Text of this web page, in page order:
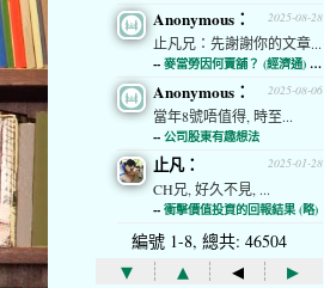
2025-08-28
Anonymous：
止凡兄：先謝謝你的文章...
-- 麥當勞因何賣舖？ (經濟通) (略)
2025-08-06
Anonymous：
當年8號唔值得, 時至...
-- 公司股東有趣想法
2025-01-28
止凡：
CH兄, 好久不見, ...
-- 衝擊價值投資的回報結果 (略)
編號 1-8, 總共: 46504
▾ ▴ ◂ ▸